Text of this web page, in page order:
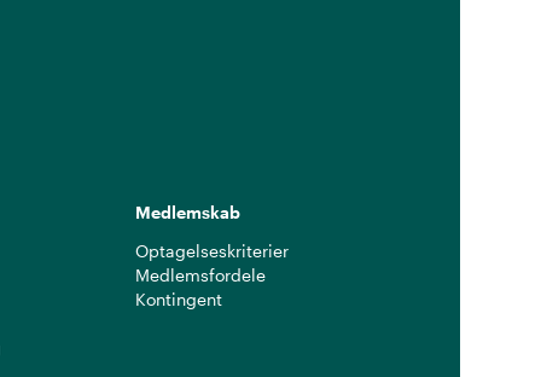
Medlemskab
Optagelseskriterier
Medlemsfordele
Kontingent